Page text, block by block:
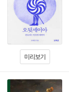
미리보기